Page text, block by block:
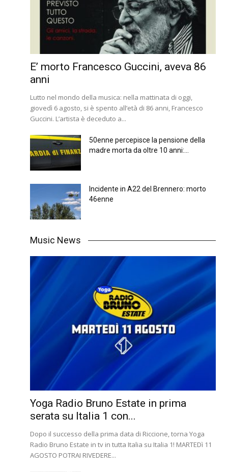
E’ morto Francesco Guccini, aveva 86
anni
Lutto nel mondo della musica: nella mattinata di oggi,
giovedì 6 agosto, si è spento all’età di 86 anni, Francesco
Guccini. L’artista è deceduto a...
50enne percepisce la pensione della
madre morta da oltre 10 anni:...
Incidente in A22 del Brennero: morto
46enne
Music News
Yoga Radio Bruno Estate in prima
serata su Italia 1 con...
Dopo il successo della prima data di Riccione, torna Yoga
Radio Bruno Estate in tv in tutta Italia su Italia 1! MARTEDì 11
AGOSTO POTRAI RIVEDERE...